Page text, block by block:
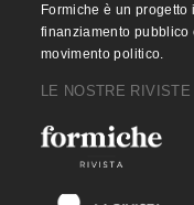
Formiche è un
finanziamento pubblico
movimento politico.
LE NOSTRE RIVISTE